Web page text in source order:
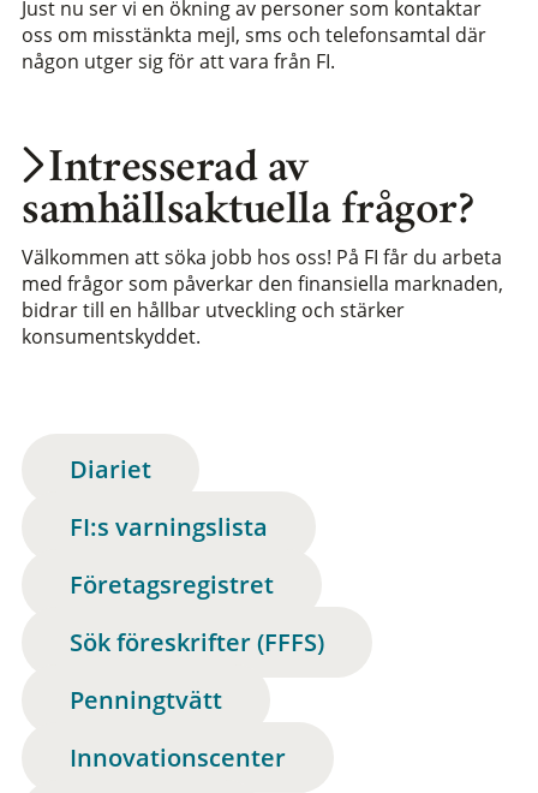
Intresserad av
samhällsaktuella frågor?
Välkommen att söka jobb hos oss! På FI får du arbeta
med frågor som påverkar den finansiella marknaden,
bidrar till en hållbar utveckling och stärker
konsumentskyddet.
Just nu ser vi en ökning av personer som kontaktar
oss om misstänkta mejl, sms och telefonsamtal där
någon utger sig för att vara från FI.
Diariet
FI:s varningslista
Företagsregistret
Sök föreskrifter (FFFS)
Penningtvätt
Innovationscenter